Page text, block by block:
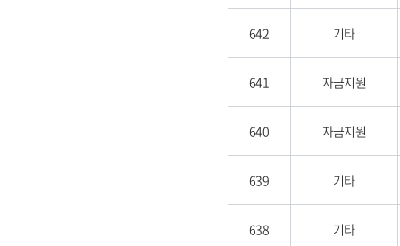
642 기타
641 자금지원
640 자금지원
639 기타
638 기타